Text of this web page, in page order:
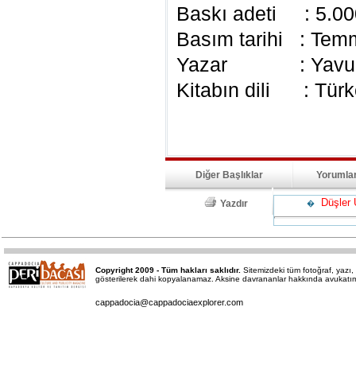
Baskı adeti :
Basım tarihi :
Yazar : Yavuz
Kitabın dili :
Diğer Başlıklar
Yazdır � Düşler
Copyright 2009 - Tüm hakları saklıdır. Sitemizdeki tüm fotoğraf,
gösterilerek dahi kopyalanamaz. Aksine davrananlar hakkında
cappadocia@cappadociaexplorer.com